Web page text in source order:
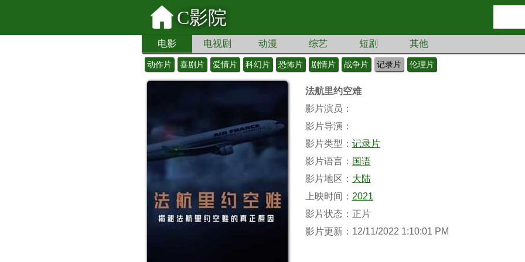
C影院
电影 电视剧 动漫 综艺 短剧 其他
动作片 喜剧片 爱情片 科幻片 恐怖片 剧情片 战争片 记录片 伦理片
法航里约空难
影片演员：
影片导演：
影片类型： 记录片
影片语言： 国语
影片地区： 大陆
上映时间： 2021
影片状态：正片
影片更新：12/11/2022 1:10:01 PM